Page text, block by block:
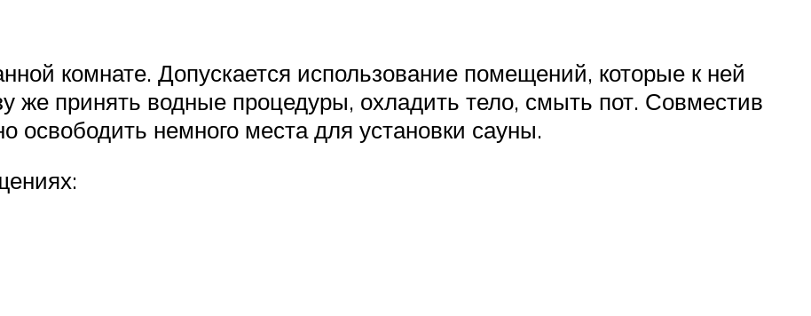
комнате. Допускается использование помещений, которые к ней
же принять водные процедуры, охладить тело, смыть пот. Совместив
освободить немного места для установки сауны.